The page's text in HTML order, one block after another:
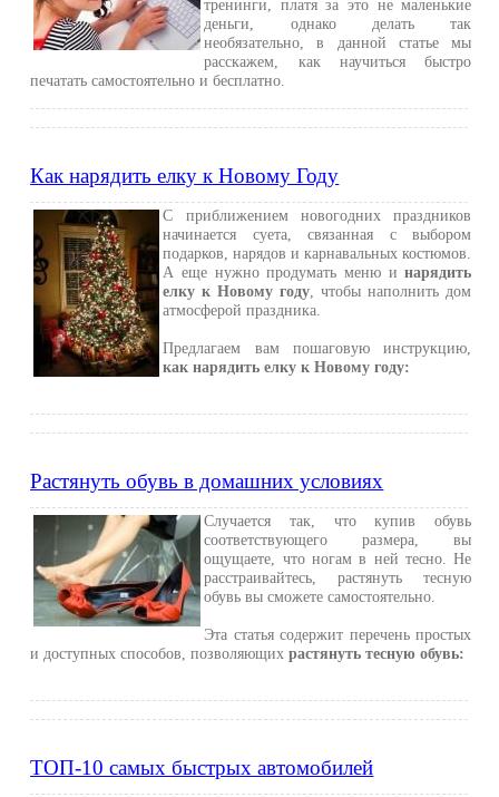
тренинги, платя за это не маленькие
деньги, однако делать так
необязательно, в данной статье мы
расскажем, как научиться быстро
печатать самостоятельно и бесплатно.
Как нарядить елку к Новому Году
С приближением новогодних праздников
начинается суета, связанная с выбором
подарков, нарядов и карнавальных костюмов.
А еще нужно продумать меню инарядить
елку к Новому году , чтобы наполнить дом
атмосферой праздника.
Предлагаем вам пошаговую инструкцию,
как нарядить елку к Новому году:
Растянуть обувь в домашних условиях
Случается так, что купив обувь
соответствующего размера, вы
ощущаете, что ногам в ней тесно. Не
расстраивайтесь, растянуть тесную
обувь вы сможете самостоятельно.
Эта статья содержит перечень простых
и доступных способов, позволяющихрастянуть тесную обувь:
ТОП-10 самых быстрых автомобилей